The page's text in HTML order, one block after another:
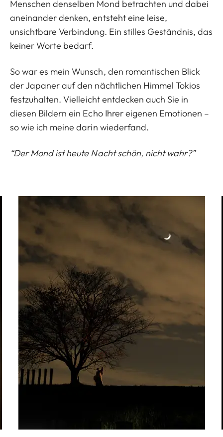
Menschen denselben Mond betrachten und dabei
aneinander denken, entsteht eine leise,
unsichtbare Verbindung. Ein stilles Geständnis, das
keiner Worte bedarf.
So war es mein Wunsch, den romantischen Blick
der Japaner auf den nächtlichen Himmel Tokios
festzuhalten. Vielleicht entdecken auch Sie in
diesen Bildern ein Echo Ihrer eigenen Emotionen –
so wie ich meine darin wiederfand.
“Der Mond ist heute Nacht schön, nicht wahr?”